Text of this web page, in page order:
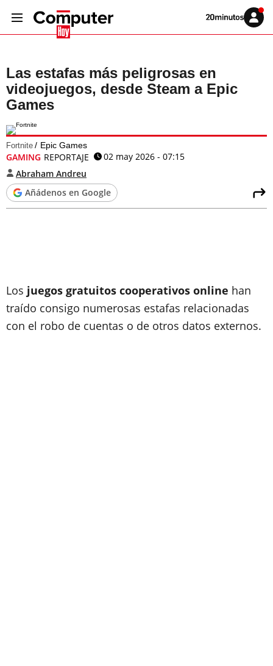
Volver
Iniciar
sesión
Las estafas más peligrosas en
videojuegos, desde Steam a Epic
Games
Fortnite Epic Games
GAMING REPORTAJE
02 may 2026 - 07:15
Abraham Andreu
Añádenos en Google
Los juegos gratuitos cooperativos online han
traído consigo numerosas estafas relacionadas
con el robo de cuentas o de otros datos externos.